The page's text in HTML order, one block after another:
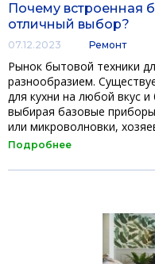
Почему встроенная
отличный выбор?
07.12.2023 Ремонт
Рынок бытовой техники
разнообразием.
для кухни на любой вкус
выбирая базовые
или микроволновки,
Подробнее